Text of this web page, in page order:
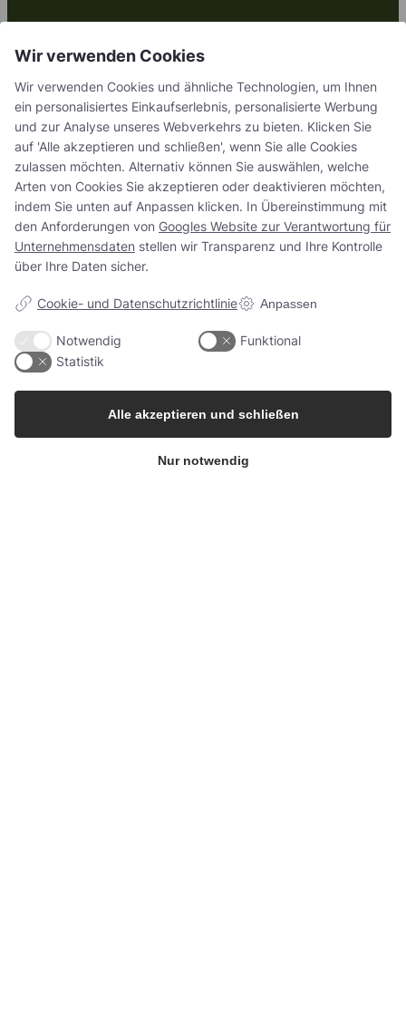
Gemeinsam schaffen
wir
fruchtbare Lösungen
Kontakt
Kontakt
info@berrifine.com
(+45) 57 67 50 05
Das Unternehmen
Wir verwenden Cookies
Wir verwenden Cookies und ähnliche Technologien, um Ihnen
ein personalisiertes Einkaufserlebnis, personalisierte Werbung
und zur Analyse unseres Webverkehrs zu bieten. Klicken Sie
auf 'Alle akzeptieren und schließen', wenn Sie alle Cookies
zulassen möchten. Alternativ können Sie auswählen, welche
Arten von Cookies Sie akzeptieren oder deaktivieren möchten,
indem Sie unten auf Anpassen klicken. In Übereinstimmung mit
den Anforderungen von Googles Website zur Verantwortung für
Unternehmensdaten stellen wir Transparenz und Ihre Kontrolle
über Ihre Daten sicher.
Cookie- und Datenschutzrichtlinie Anpassen
Notwendig
Funktional
Statistik
Nur notwendig
Alle akzeptieren und schließen